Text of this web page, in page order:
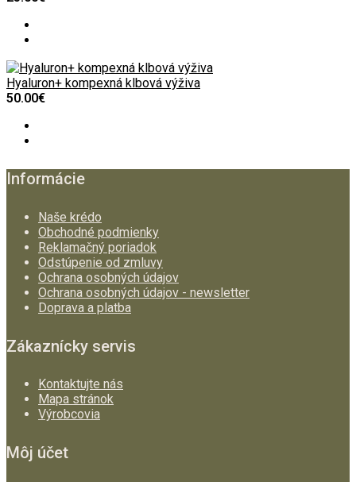
Hyaluron+ kompexná klbová výživa
50.00€
Informácie
Naše krédo
Obchodné podmienky
Reklamačný poriadok
Odstúpenie od zmluvy
Ochrana osobných údajov
Ochrana osobných údajov - newsletter
Doprava a platba
Zákaznícky servis
Kontaktujte nás
Mapa stránok
Výrobcovia
Môj účet